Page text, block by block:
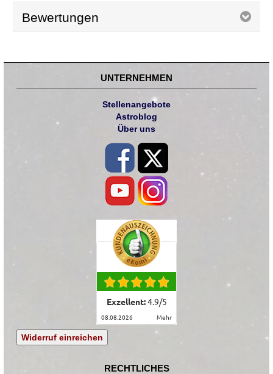
Bewertungen
UNTERNEHMEN
Stellenangebote
Astroblog
Über uns
Exzellent:4.9/5
08.08.2026 mehr
Widerruf einreichen
RECHTLICHES